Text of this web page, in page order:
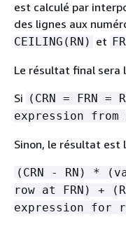
est calculé par
des lignes aux
CEILING(RN) et
Le résultat final sera
Si (CRN = FRN =
expression from
Sinon, le résultat est
(CRN - RN) *
row at FRN) +
expression for